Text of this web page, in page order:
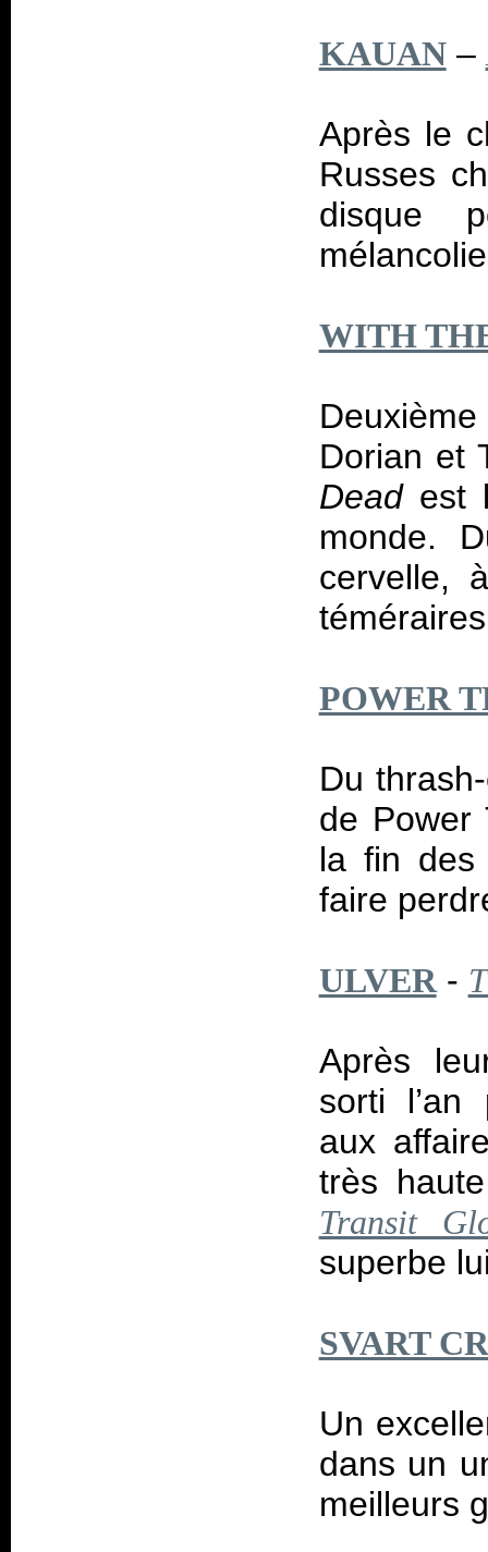
KAUAN–
Après le
Russes
disque
WITH
Dorian et
Deadest
monde.
cervelle,
POWER
Du
de Power
la fin des
faire
ULVER-
Après
sorti l’an
aux
très
Transit
superbe
SVART
Un
dans un
meilleurs